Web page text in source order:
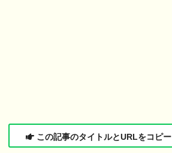
この記事のタイトルとURLをコピー